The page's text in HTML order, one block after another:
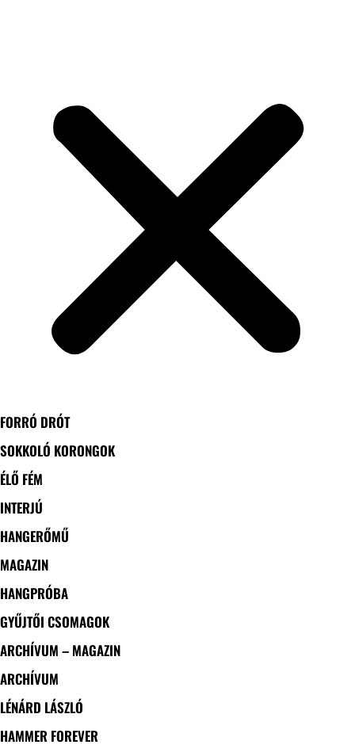
FORRÓ DRÓT
SOKKOLÓ KORONGOK
ÉLŐ FÉM
INTERJÚ
HANGERŐMŰ
MAGAZIN
HANGPRÓBA
GYŰJTŐI CSOMAGOK
ARCHÍVUM – MAGAZIN
ARCHÍVUM
LÉNÁRD LÁSZLÓ
HAMMER FOREVER